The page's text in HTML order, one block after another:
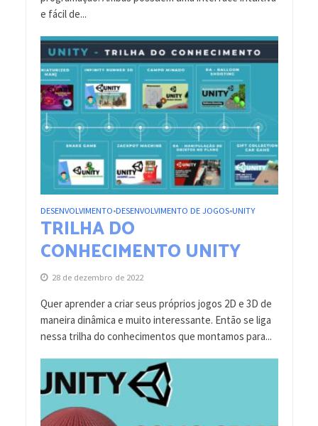
e fácil de...
DESENVOLVIMENTO•DESENVOLVIMENTO DE JOGOS•UNITY
TRILHA DO
CONHECIMENTO UNITY
28 de dezembro de 2022
Quer aprender a criar seus próprios jogos 2D e 3D de
maneira dinâmica e muito interessante. Então se liga
nessa trilha do conhecimentos que montamos para...